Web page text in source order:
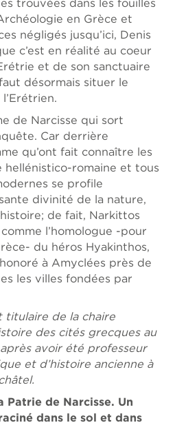
trouvées dans les fouilles
en Grèce et
négligés jusqu’ici, Denis
c’est en réalité au coeur
et de son sanctuaire
désormais situer le
de Narcisse qui sort
Car derrière
qu’ont fait connaître les
hellénistico-romaine et tous
se profile
divinité de la nature,
de fait, Narkittos
l’homologue -pour
du héros Hyakinthos,
à Amyclées près de
les villes fondées par
titulaire de la chaire
des cités grecques au
avoir été professeur
et d’histoire ancienne à
Patrie de Narcisse. Un
dans le sol et dans